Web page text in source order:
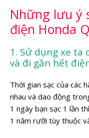
Những lưu ý
điện Honda
1. Sử dụng xe ta
và đi gần hết
Thời gian sạc của các
nhau và dao động
1 ngày bạn sạc 1 lần
1 năm rưỡi tùy thuộc